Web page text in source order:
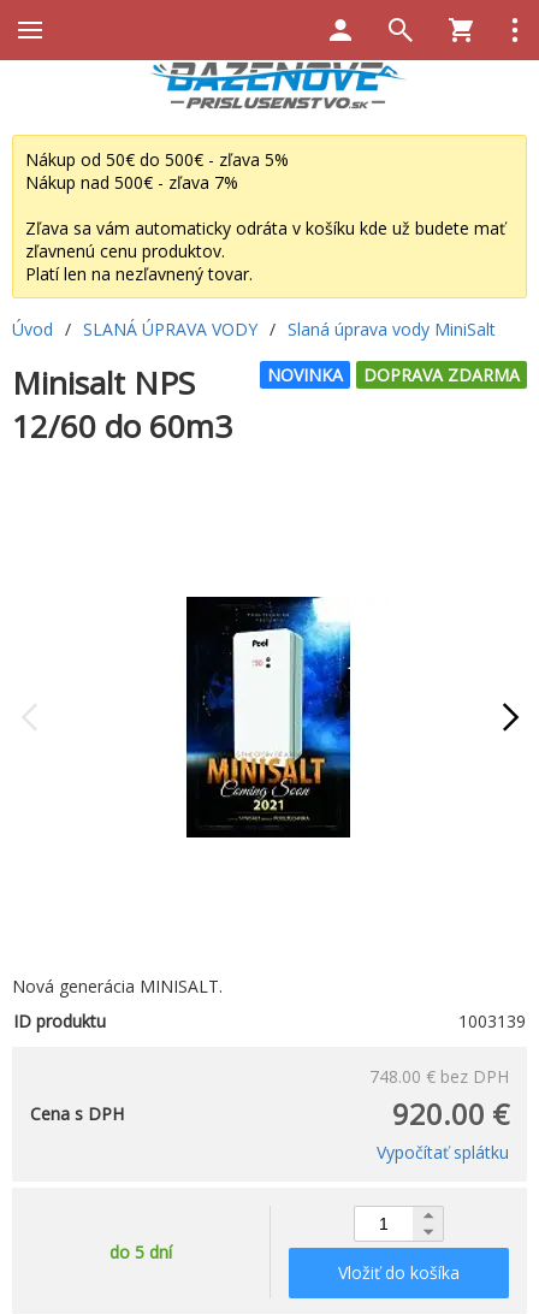
Nákup od 50€ do 500€ - zľava 5%
Nákup nad 500€ - zľava 7%
Zľava sa vám automaticky odráta v košíku kde už budete mať
zľavnenú cenu produktov.
Platí len na nezľavnený tovar.
Úvod / SLANÁ ÚPRAVA VODY / Slaná úprava vody MiniSalt
DOPRAVA ZDARMA
NOVINKA
Minisalt NPS
12/60 do 60m3
Nová generácia MINISALT.
ID produktu
1003139
748.00 € bez DPH
920.00 €
Cena s DPH
Vypočítať splátku
do 5 dní
Vložiť do košíka